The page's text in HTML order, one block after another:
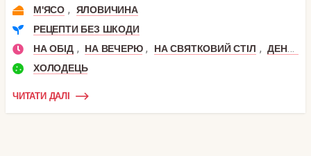
М'ЯСО ,
ЯЛОВИЧИНА
РЕЦЕПТИ БЕЗ ШКОДИ
НА ОБІД , НА ВЕЧЕРЮ , НА СВЯТКОВИЙ СТІЛ , ДЕНЬ НАРОДЖЕННЯ
ХОЛОДЕЦЬ
ЧИТАТИ ДАЛІ